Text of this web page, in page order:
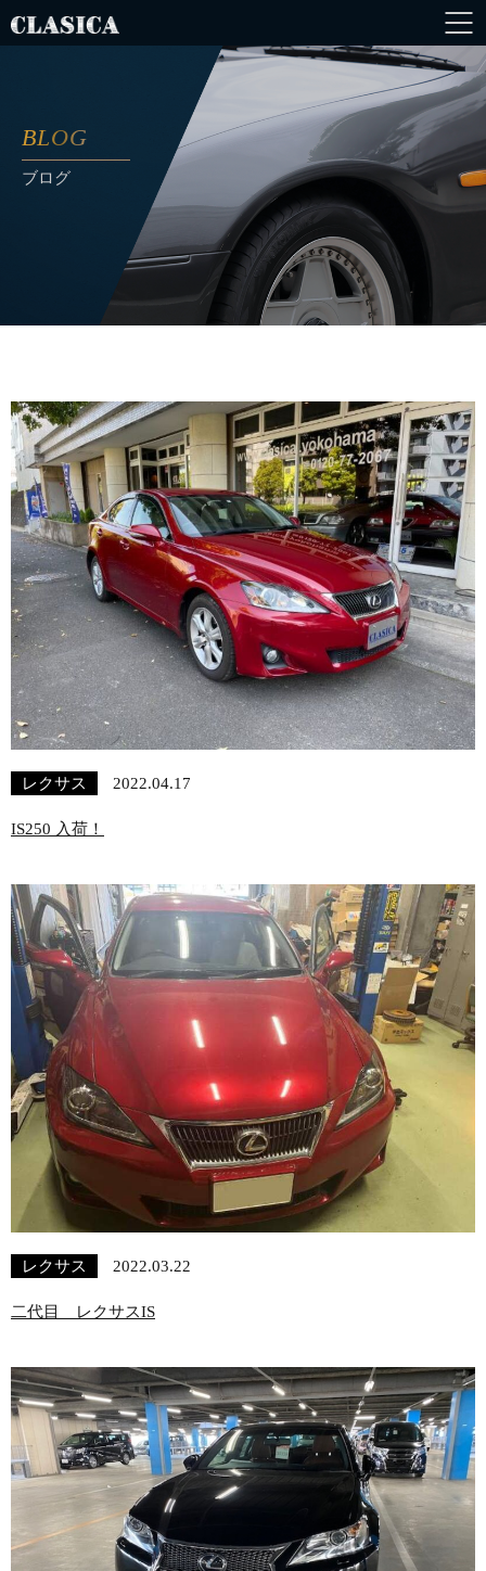
BLOG
ブログ
レクサス 2022.04.17
IS250 入荷！
レクサス 2022.03.22
二代目 レクサスIS